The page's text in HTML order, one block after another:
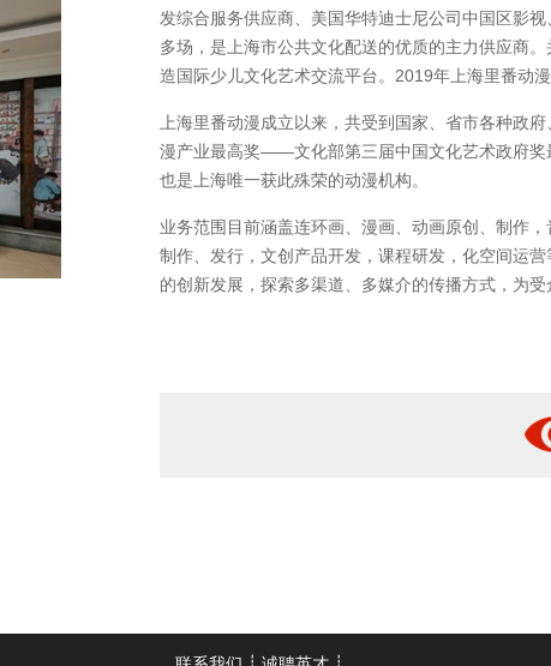
发综合服务供应商、美国华特迪士尼公司中国区影
多场，是上海市公共文化配送的优质的主力供应商
造国际少儿文化艺术交流平台。2019年上海里番动
上海里番动漫成立以来，共受到国家、省市各种政
漫产业最高奖——文化部第三届中国文化艺术政府奖
也是上海唯一获此殊荣的动漫机构。
业务范围目前涵盖连环画、漫画、动画原创、制作
制作、发行，文创产品开发，课程研发，化空间运
的创新发展，探索多渠道、多媒介的传播方式，为受